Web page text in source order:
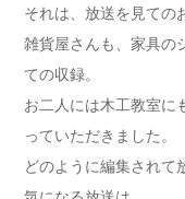
それは、放送を見ての
雑貨屋さんも、家具の
ての収録。
お二人には木工教室に
っていただきました。
どのように編集されて